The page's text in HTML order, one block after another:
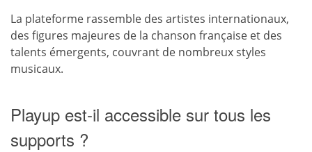
La plateforme rassemble des artistes internationaux,
des figures majeures de la chanson française et des
talents émergents, couvrant de nombreux styles
musicaux.
Playup est-il accessible sur tous les
supports ?